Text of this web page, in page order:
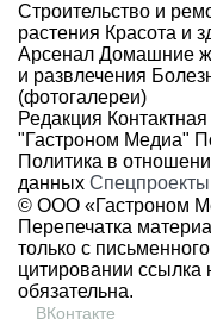
Строительство и
растения Красота и
Арсенал Домашние
и развлечения
(фотогалереи)
Редакция
"Гастроном Медиа"
Политика в
данных Спецпроекты
© ООО «Гастроном
Перепечатка
только с
цитировании ссылка
обязательна.
ВКонтакте